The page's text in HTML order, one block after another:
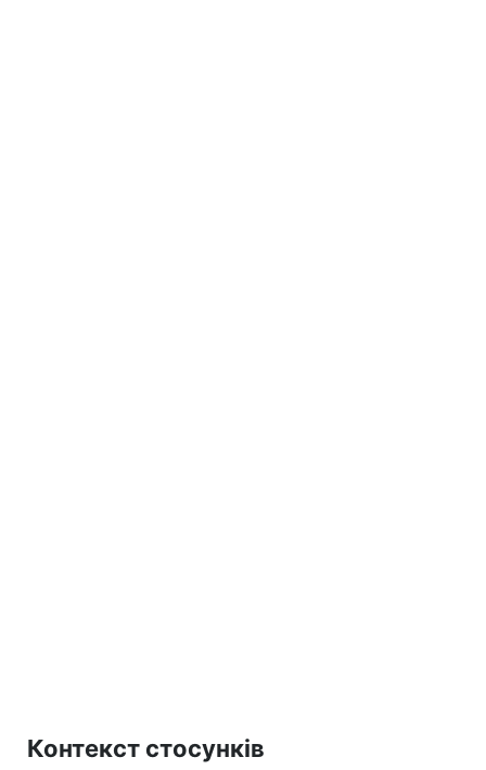
Контекст стосунків